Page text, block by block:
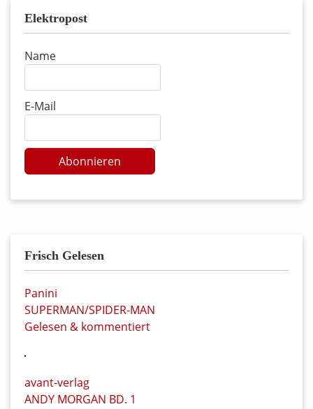
Elektropost
Name
E-Mail
Abonnieren
Frisch Gelesen
Panini
SUPERMAN/SPIDER-MAN
Gelesen & kommentiert
avant-verlag
ANDY MORGAN BD. 1